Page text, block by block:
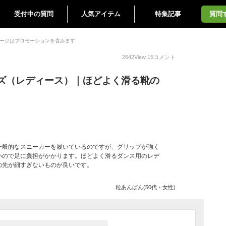
受付中の質問 人気アイテム 特集記事 質問
ジはプロモーションを含みます
2642View 15コメント
（レディース）｜ほどよく滑る靴の
的なスニーカーを履いているのですが、グリップが強く
で足に負担がかかります。ほどよく滑るダンス用のレデ
が細すぎないものが良いです。
粒あんぱん(50代・女性)